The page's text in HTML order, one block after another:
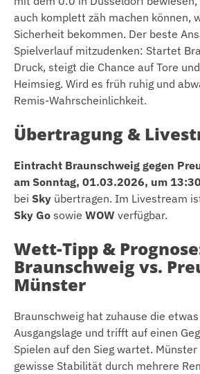
auch komplett zäh machen können,
Sicherheit bekommen. Der beste
Spielverlauf mitzudenken: Startet
Druck, steigt die Chance auf Tore
Heimsieg. Wird es früh ruhig und
Remis-Wahrscheinlichkeit.
Übertragung &
Eintracht Braunschweig gegen
am Sonntag, 01.03.2026, um
bei Sky übertragen. Im Livestream
Sky Go sowie WOW verfügbar.
Wett-Tipp &
Braunschweig vs.
Münster
Braunschweig hat zuhause die
Ausgangslage und trifft auf einen
Spielen auf den Sieg wartet.
gewisse Stabilität durch mehrere